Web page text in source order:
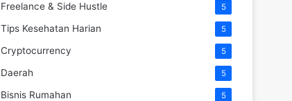
Freelance & Side Hustle 5
Tips Kesehatan Harian 5
Cryptocurrency 5
Daerah 5
Bisnis Rumahan 5